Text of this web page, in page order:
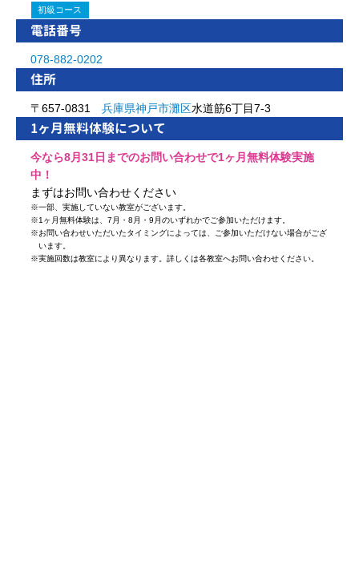
初級コース
電話番号
078-882-0202
住所
〒657-0831 兵庫県神戸市灘区水道筋6丁目7-3
1ヶ月無料体験について
今なら8月31日までのお問い合わせで1ヶ月無料体験実施
中！
まずはお問い合わせください
※一部、実施していない教室がございます。
※1ヶ月無料体験は、7月・8月・9月のいずれかでご参加いただけます。
※お問い合わせいただいたタイミングによっては、ご参加いただけない場合がござ
います。
※実施回数は教室により異なります。詳しくは各教室へお問い合わせください。